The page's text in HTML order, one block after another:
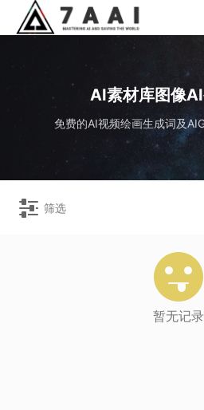
AI素材库图像
免费的AI视频绘画生成词及
筛选
暂无记录